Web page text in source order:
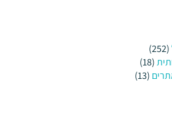
(18)
(13)